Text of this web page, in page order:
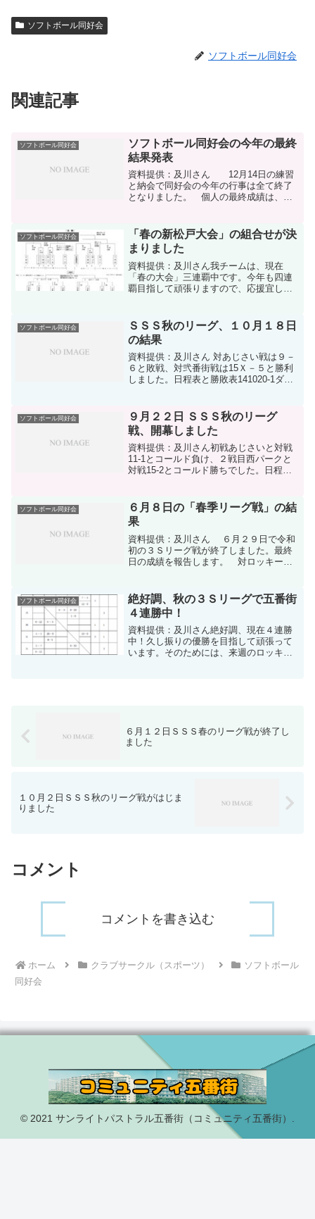
ソフトボール同好会
ソフトボール同好会
関連記事
ソフトボール同好会
ソフトボール同好会の今年の最終
結果発表
資料提供：及川さん 12月14日の練習
と納会で同好会の今年の行事は全て終了
となりました。 個人の最終成績は、二
抑えて友松会長がなりました（驚きの監
督賞）。公式試合結果...
ソフトボール同好会
「春の新松戸大会」の組合せが決
まりました
資料提供：及川さん我チームは、現在
「春の大会」三連覇中です。今年も四連
覇目指して頑張りますので、応援宜しく
ソフトボール同好会
ＳＳＳ秋のリーグ、１０月１８日
の結果
資料提供：及川さん 対あじさい戦は９－
６と敗戦、対弐番街戦は15Ｘ－５と勝利
しました。日程表と勝敗表141020-1ダウ
ダウンロード
ソフトボール同好会
９月２２日 ＳＳＳ秋のリーグ
戦、開幕しました
資料提供：及川さん初戦あじさいと対戦
11-1とコールド負け、２戦目西パークと
対戦15-2とコールド勝ちでした。日程表
ード出塁率表120923-3ダウンロ...
ソフトボール同好会
６月８日の「春季リーグ戦」の結
果
資料提供：及川さん ６月２９日で令和
初の３Ｓリーグ戦が終了しました。最終
日の成績を報告します。 対ロッキーズ
分で５位でした。日程表と勝敗表-4ダウ
ンロード公式試合...
ソフトボール同好会
絶好調、秋の３Ｓリーグで五番街
４連勝中！
資料提供：及川さん絶好調、現在４連勝
中！久し振りの優勝を目指して頑張って
います。そのためには、来週のロッキー
６月１２日ＳＳＳ春のリーグ戦が終了し
ました
１０月２日ＳＳＳ秋のリーグ戦がはじま
りました
コメント
コメントを書き込む
ホーム クラブサークル（スポーツ）
ソフトボール
同好会
© 2021 サンライトパストラル五番街（コミュニティ五番街）.